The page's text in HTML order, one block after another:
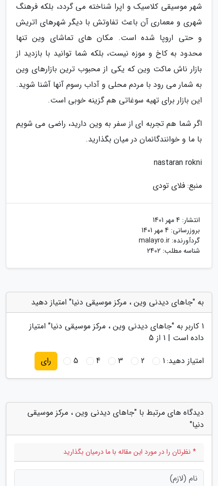
شهر موسیقی کلاسیک و اپرا شناخته می گردد، بلکه فرهنگ
شهری و معماری آن باعث تفاوتش با دیگر شهرهای اتریش
و حتی اروپا شده است. مکان های تماشای وین تنها
محدود به کاخ و موزه نیست، بلکه شما توانید با بازدید از
بازار ناش ماکت وین که یکی از محبوب ترین بازارهای وین
به شمار می رود با مردم محلی و آداب رسوم آنها آشنا شوید.
این بازار برای تهیه سوغاتی هم گزینه خوبی است.
اگر شما هم تجربه ای از سفر به وین دارید، راضی می شویم
با ما و خوانندگانمان در میان بگذارید.
nastaran rokni
منبع: فلای تودی
انتشار: 4 مهر 1401
بروزرسانی: 4 مهر 1401
گردآورنده: malayro.ir
شناسه مطلب: 2402
به "جاهای دیدنی وین ، مرکز موسیقی دنیا" امتیاز دهید
1 کاربر به "جاهای دیدنی وین ، مرکز موسیقی دنیا" امتیاز
داده است | 1 از 5
امتیاز دهید:1
2
3
4
5 رای
دیدگاه های مرتبط با "جاهای دیدنی وین ، مرکز موسیقی
دنیا"
* نظرتان را در مورد این مقاله با ما درمیان بگذارید